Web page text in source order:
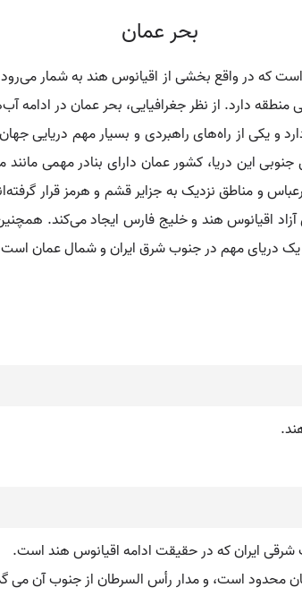
بحر عمان
که در واقع بخشی از اقیانوس هند به شمار
دارد. از نظر جغرافیایی، بحر عمان در ادامه
شده است. در سواحل جنوبی این دریا، کشور عمان دارای
و مناطق نزدیک به جزایر قشم و هرمز قرار
اقیانوس هند و خلیج فارس ایجاد می‌کند.
یک دریای مهم در جنوب شرق ایران و شمال عمان
ایران که در حقیقت ادامه اقیانوس هند است.
محدود است، و مدار رأس السرطان از جنوب آن می